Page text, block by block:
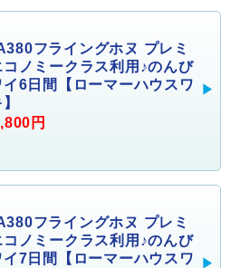
フライングホヌ プレミ
コノミークラス利用♪のんび
イ6日間【ローマーハウスワ
円
フライングホヌ プレミ
コノミークラス利用♪のんび
イ7日間【ローマーハウスワ